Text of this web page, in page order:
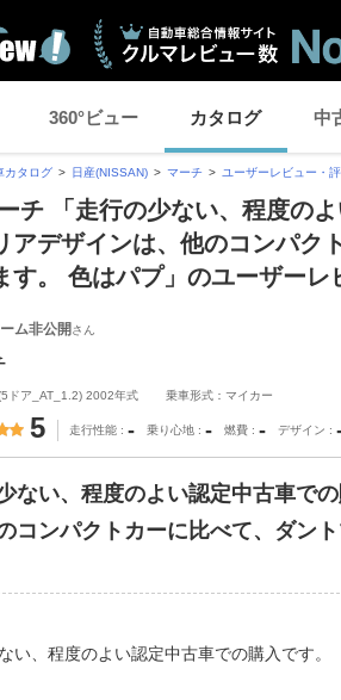
360°ビュー カタログ 中
カタログ 日産(NISSAN) マーチ ユーザーレビュー・
チ 「走行の少ない、程度の
アデザインは、他のコンパク
す。 色はパプ」のユーザーレ
ム非公開さん
ドア_AT_1.2) 2002年式 乗車形式：マイカー
5 走行性能 - 乗り心地 - 燃費 - デザイン
ない、程度のよい認定中古車で
コンパクトカーに比べて、ダン
い、程度のよい認定中古車での購入です。